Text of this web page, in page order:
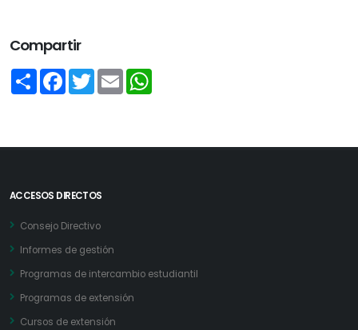
Compartir
Share Facebook
TwitterEmail
ACCESOS DIRECTOS
Consejo Directivo
Informes de gestión
Programas de intercambio estudiantil
Programas de extensión
Cursos de extensión